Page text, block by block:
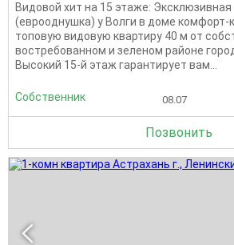
Видовой хит на 15 этаже:
(еврооднушка) у Волги в доме комфорт-
топовую видовую квартиру 40 м от
востребованном и зеленом районе
Высокий 15-й этаж гарантирует вам...
Собственник 08.07
Позвонить